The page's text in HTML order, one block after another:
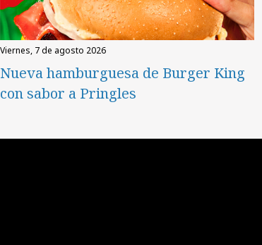
viernes, 7 de agosto 2026
Nueva hamburguesa de Burger King
con sabor a Pringles